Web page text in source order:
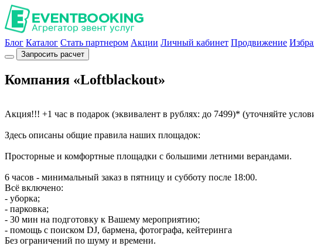
Блог Каталог Стать партнером Акции Личный кабинет Продвижение
Запросить расчет
Компания «Loftblackout»
Акция!!! +1 час в подарок (эквивалент в рублях: до 7499)* (уточняйте
Здесь описаны общие правила наших площадок:
Просторные и комфортные площадки с большими летними верандами.
6 часов - минимальный заказ в пятницу и субботу после 18:00.
Всё включено:
- уборка;
- парковка;
- 30 мин на подготовку к Вашему мероприятию;
- помощь с поиском DJ, бармена, фотографа, кейтеринга
Без ограничений по шуму и времени.